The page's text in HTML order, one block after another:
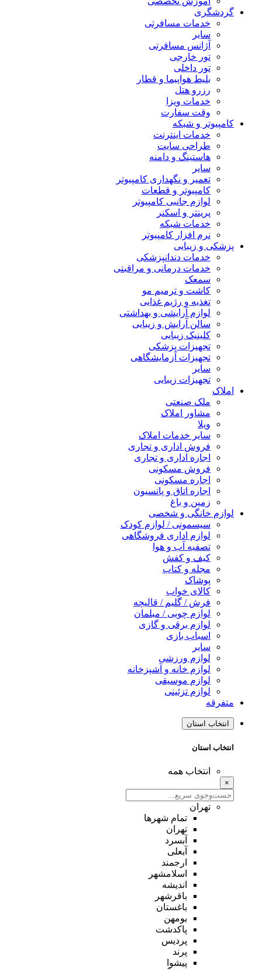
گردشگری
خدمات مسافرتی
سایر
آژانس مسافرتی
تور خارجی
تور داخلی
بلیط هواپیما و قطار
رزرو هتل
خدمات ویزا
وقت سفارت
کامپیوتر و شبکه
خدمات اینترنت
طراحی سایت
هاستینگ و دامنه
سایر
تعمیر و نگهداری کامپیوتر
کامپیوتر و قطعات
لوازم جانبی کامپیوتر
پرینتر و اسکنر
خدمات شبکه
نرم افزار کامپیوتر
پزشکی و زیبایی
خدمات دندانپزشکی
خدمات درمانی و مراقبتی
سمعک
کاشت و ترمیم مو
تغذیه و رژیم غذایی
لوازم آرایشی و بهداشتی
سالن آرایش و زیبایی
کلینیک زیبایی
تجهیزات پزشکی
تجهیزات آزمایشگاهی
سایر
تجهیزات زیبایی
املاک
ملک صنعتی
مشاور املاک
ویلا
سایر خدمات املاک
فروش اداری و تجاری
اجاره اداری و تجاری
فروش مسکونی
اجاره مسکونی
اجاره اتاق و پانسیون
زمین و باغ
لوازم خانگی و شخصی
سیسمونی / لوازم کودک
لوازم اداری فروشگاهی
تصفیه آب و هوا
کیف و کفش
مجله و کتاب
پوشاک
کالای خواب
فرش / گلیم / قالیچه
لوازم چوبی / مبلمان
لوازم برقی و گازی
اسباب بازی
سایر
لوازم ورزشی
لوازم خانه و آشپزخانه
لوازم موسیقی
لوازم تزئینی
متفرقه
انتخاب استان
انتخاب استان
انتخاب همه
×
تهران
تمام شهر‌ها
تهران
آبسرد
آبعلی
ارجمند
اسلامشهر
اندیشه
باقرشهر
باغستان
بومهن
پاکدشت
پردیس
پرند
پیشوا